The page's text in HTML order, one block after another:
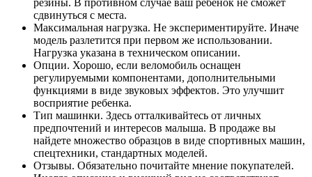
резины. В противном случае ваш ребенок не сможет
сдвинуться с места.
Максимальная нагрузка. Не экспериментируйте. Иначе
модель разлетится при первом же использовании.
Нагрузка указана в техническом описании.
Опции. Хорошо, если веломобиль оснащен
регулируемыми компонентами, дополнительными
функциями в виде звуковых эффектов. Это улучшит
восприятие ребенка.
Тип машинки. Здесь отталкивайтесь от личных
предпочтений и интересов малыша. В продаже вы
найдете множество образцов в виде спортивных машин,
спецтехники, стандартных моделей.
Отзывы. Обязательно почитайте мнение покупателей.